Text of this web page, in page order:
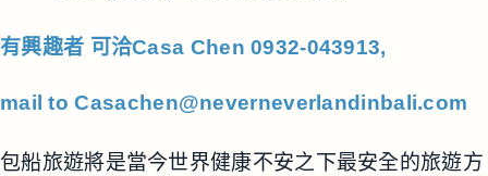
有興趣者 可洽Casa Chen 0932-043913,
mail toCasachen@neverneverlandinbali.com
包船旅遊將是當今世界健康不安之下最安全的旅遊方